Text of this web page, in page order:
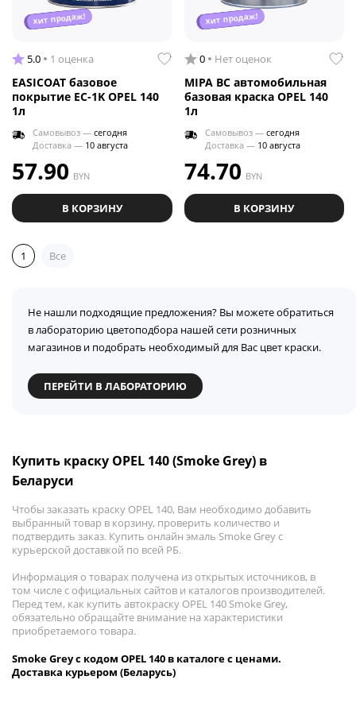
хит продаж!
5.0 1 оценка
EASICOAT базовое
покрытие EC-1K OPEL 140
1л
Самовывоз — сегодня
Доставка — 10 августа
57.90 BYN
В КОРЗИНУ
хит продаж!
0 Нет оценок
MIPA BC автомобильная
базовая краска OPEL 140
1л
Самовывоз — сегодня
Доставка — 10 августа
74.70 BYN
В КОРЗИНУ
1 Все
Не нашли подходящие предложения? Вы можете обратиться
в лабораторию цветоподбора нашей сети розничных
магазинов и подобрать необходимый для Вас цвет краски.
ПЕРЕЙТИ В ЛАБОРАТОРИЮ
Купить краску OPEL 140 (Smoke Grey) в
Беларуси
Чтобы заказать краску OPEL 140, Вам необходимо добавить
выбранный товар в корзину, проверить количество и
подтвердить заказ. Купить онлайн эмаль Smoke Grey с
курьерской доставкой по всей РБ.
Информация о товарах получена из открытых источников, в
том числе с официальных сайтов и каталогов производителей.
Перед тем, как купить автокраску OPEL 140 Smoke Grey,
обязательно обращайте внимание на характеристики
приобретаемого товара.
Smoke Grey с кодом OPEL 140 в каталоге с ценами.
Доставка курьером (Беларусь)